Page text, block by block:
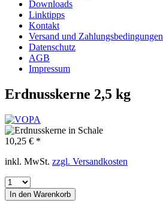
Downloads
Linktipps
Kontakt
Versand und Zahlungsbedingungen
Datenschutz
AGB
Impressum
Erdnusskerne 2,5 kg
10,25 € *
inkl. MwSt. zzgl. Versandkosten
In den Warenkorb